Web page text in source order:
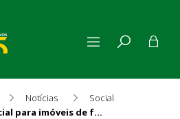
Notícias
Social
CAS aprova IPTU social para imóveis de famílias de baixa renda